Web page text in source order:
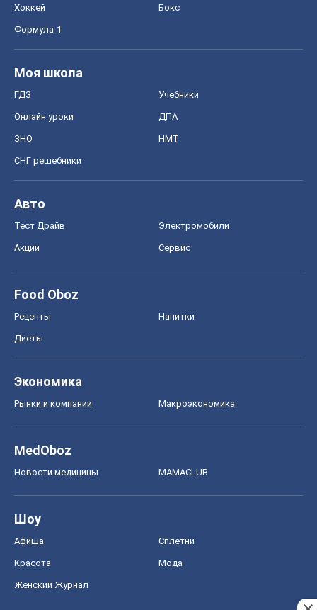
Хоккей Бокс
Формула-1
Моя школа
ГДЗ Учебники
Онлайн уроки ДПА
ЗНО НМТ
СНГ решебники
Авто
Тест Драйв Электромобили
Акции Сервис
Food Oboz
Рецепты Напитки
Диеты
Экономика
Рынки и компании Mакроэкономика
MedOboz
Новости медицины MAMACLUB
Шоу
Афиша Сплетни
Красота Мода
Женский Журнал